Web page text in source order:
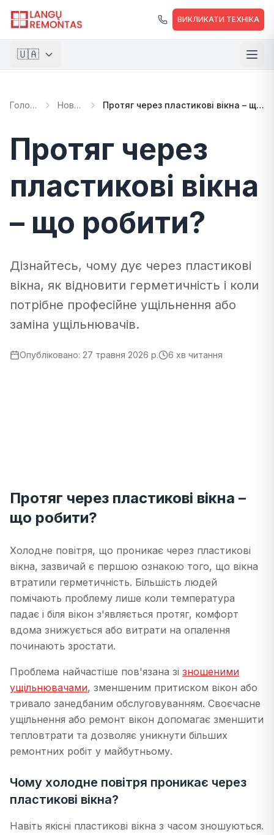
ВИКЛИКАТИ ТЕХНІКА
🇺🇦
🇺🇸 English
🇺🇦 Українська
Головна Новини Протяг через пластикові вікна – що робити?
Протяг через
пластикові вікна
– що робити?
Дізнайтесь, чому дує через пластикові
вікна, як відновити герметичність і коли
потрібне професійне ущільнення або
заміна ущільнювачів.
Опубліковано: 27 травня 2026 р. 6 хв читання
Протяг через пластикові вікна –
що робити?
Холодне повітря, що проникає через пластикові
вікна, зазвичай є першою ознакою того, що вікна
втратили герметичність. Більшість людей
помічають проблему лише коли температура
падає і біля вікон з'являється протяг, комфорт
вдома знижується або витрати на опалення
починають зростати.
Проблема найчастіше пов'язана зі зношеними
ущільнювачами, зменшеним притиском вікон або
тривало занедбаним обслуговуванням. Своєчасне
ущільнення або ремонт вікон допомагає зменшити
тепловтрати та дозволяє уникнути більших
ремонтних робіт у майбутньому.
Чому холодне повітря проникає через
пластикові вікна?
Навіть якісні пластикові вікна з часом зношуються.